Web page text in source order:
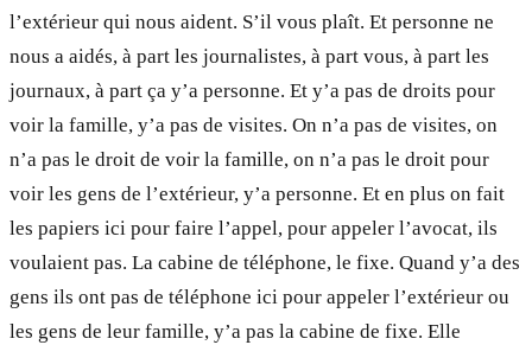
l’extérieur qui nous aident. S’il vous plaît. Et personne ne
nous a aidés, à part les journalistes, à part vous, à part les
journaux, à part ça y’a personne. Et y’a pas de droits pour
voir la famille, y’a pas de visites. On n’a pas de visites, on
n’a pas le droit de voir la famille, on n’a pas le droit pour
voir les gens de l’extérieur, y’a personne. Et en plus on fait
les papiers ici pour faire l’appel, pour appeler l’avocat, ils
voulaient pas. La cabine de téléphone, le fixe. Quand y’a des
gens ils ont pas de téléphone ici pour appeler l’extérieur ou
les gens de leur famille, y’a pas la cabine de fixe. Elle